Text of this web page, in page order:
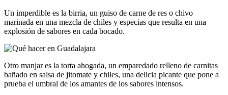
Un imperdible es la birria, un guiso de carne de res o chivo
marinada en una mezcla de chiles y especias que resulta en una
explosión de sabores en cada bocado.
Otro manjar es la torta ahogada, un emparedado relleno de carnitas
bañado en salsa de jitomate y chiles, una delicia picante que pone a
prueba el umbral de los amantes de los sabores intensos.